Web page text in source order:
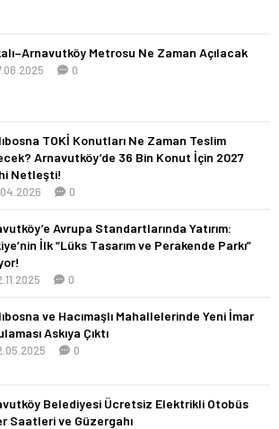
Metrosu Ne Zaman Açılacak
0
TOKİ Konutları Ne Zaman Teslim
Arnavutköy’de 36 Bin Konut İçin 2027
Netleşti!
0
Avrupa Standartlarında Yatırım:
İlk “Lüks Tasarım ve Perakende Parkı”
0
ve Hacımaşlı Mahallelerinde Yeni İmar
Askıya Çıktı
0
Belediyesi Ücretsiz Elektrikli Otobüs
Saatleri ve Güzergahı